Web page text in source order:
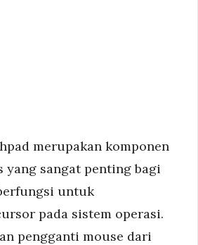
merupakan komponen
yang sangat penting bagi
untuk
pada sistem operasi.
pengganti mouse dari